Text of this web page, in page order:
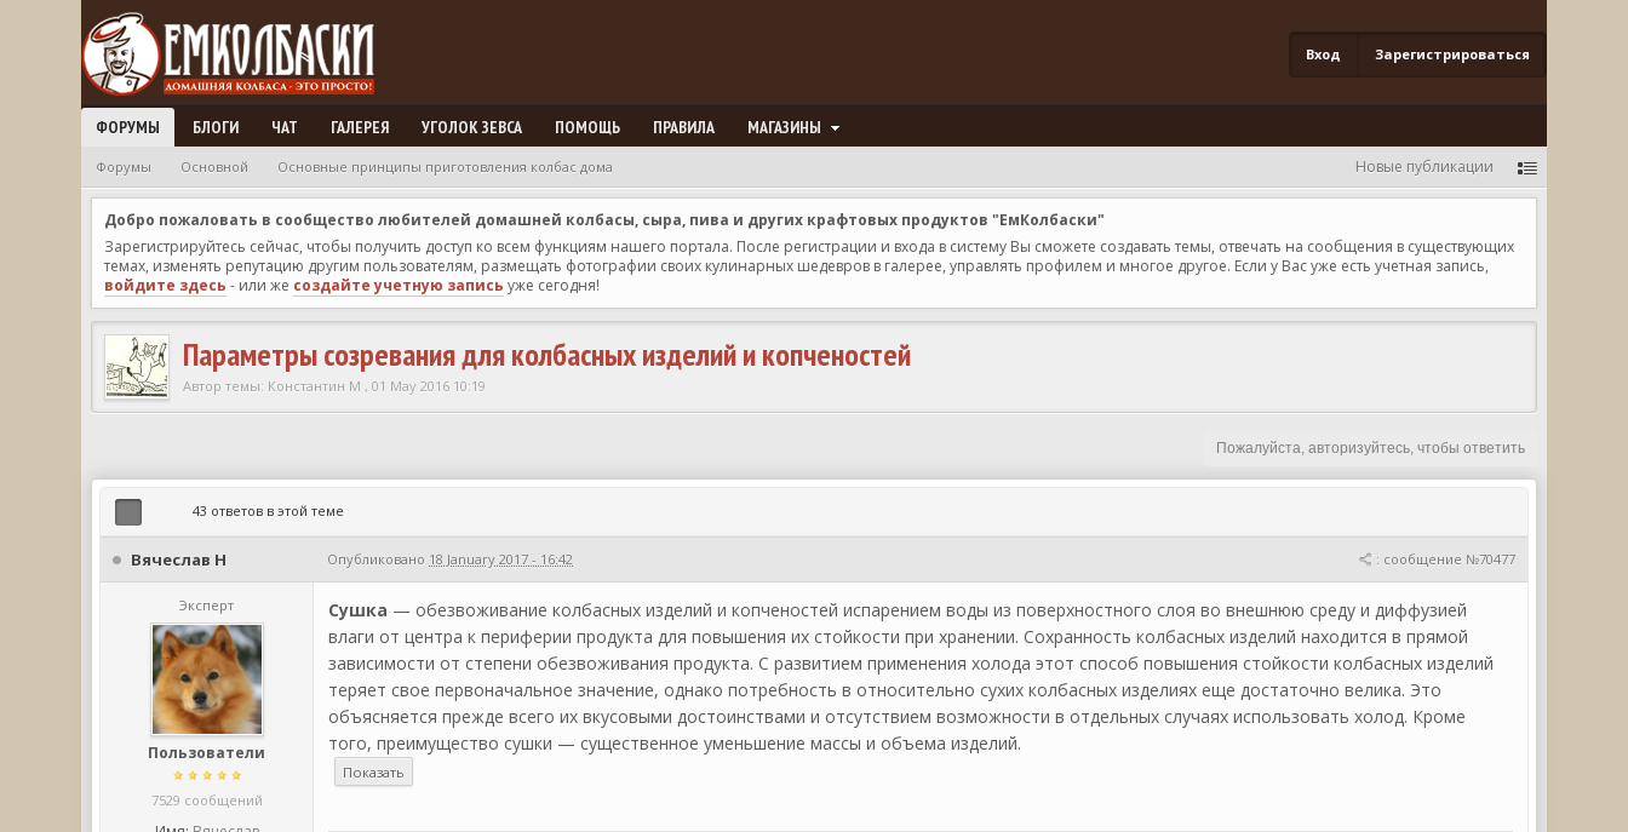
Вход Зарегистрироваться
ФОРУМЫ БЛОГИ ЧАТ ГАЛЕРЕЯ УГОЛОК ЗЕВСА ПОМОЩЬ ПРАВИЛА МАГАЗИНЫ
Форумы Основной Основные принципы приготовления колбас дома Новые публикации
Добро пожаловать в сообщество любителей домашней колбасы, сыра, пива и других крафтовых продуктов "ЕмКолбаски"
Зарегистрируйтесь сейчас, чтобы получить доступ ко всем функциям нашего портала. После регистрации и входа в систему Вы сможете создавать темы, отвечать на сообщения в существующих
темах, изменять репутацию другим пользователям, размещать фотографии своих кулинарных шедевров в галерее, управлять профилем и многое другое. Если у Вас уже есть учетная запись,
войдите здесь - или же создайте учетную запись уже сегодня!
Параметры созревания для колбасных изделий и копченостей
Автор темы: Константин М ,01 May 2016 10:19
Пожалуйста, авторизуйтесь, чтобы ответить
43 ответов в этой теме
: сообщение №70477
Вячеслав Н Опубликовано 18 January 2017 - 16:42
Эксперт
Пользователи
7529 сообщений
Сушка — обезвоживание колбасных изделий и копченостей испарением воды из поверхностного слоя во внешнюю среду и диффузией
влаги от центра к периферии продукта для повышения их стойкости при хранении. Сохранность колбасных изделий находится в прямой
зависимости от степени обезвоживания продукта. С развитием применения холода этот способ повышения стойкости колбасных изделий
теряет свое первоначальное значение, однако потребность в относительно сухих колбасных изделиях еще достаточно велика. Это
объясняется прежде всего их вкусовыми достоинствами и отсутствием возможности в отдельных случаях использовать холод. Кроме
того, преимущество сушки — существенное уменьшение массы и объема изделий.